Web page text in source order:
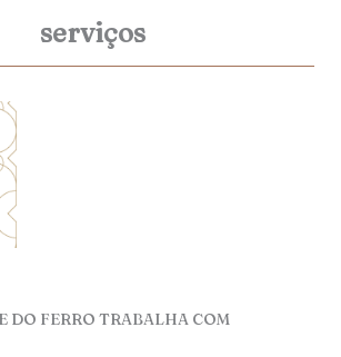
serviços
DO FERRO TRABALHA COM